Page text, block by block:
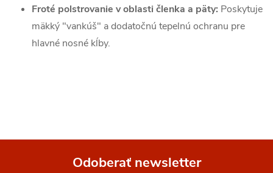
Froté polstrovanie v oblasti členka a päty: Poskytuje
mäkký "vankúš" a dodatočnú tepelnú ochranu pre
hlavné nosné kĺby.
Odoberať newsletter